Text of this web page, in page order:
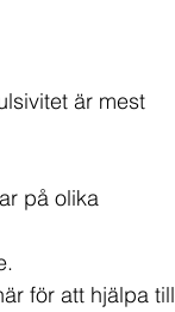
är mest
på olika
för att hjälpa till